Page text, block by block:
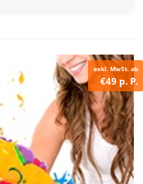
exkl. MwSt. ab
€49 p. P.